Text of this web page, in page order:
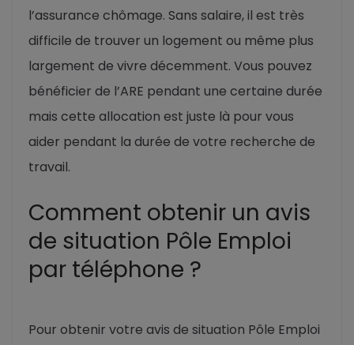
l’assurance chômage. Sans salaire, il est très
difficile de trouver un logement ou même plus
largement de vivre décemment. Vous pouvez
bénéficier de l’ARE pendant une certaine durée
mais cette allocation est juste là pour vous
aider pendant la durée de votre recherche de
travail.
Comment obtenir un avis
de situation Pôle Emploi
par téléphone ?
Pour obtenir votre avis de situation Pôle Emploi